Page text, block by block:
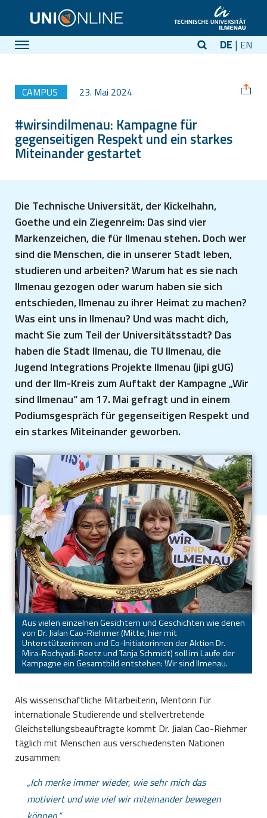
DE EN
CAMPUS 23. Mai 2024
#wirsindilmenau: Kampagne für
gegenseitigen Respekt und ein starkes
Miteinander gestartet
Die Technische Universität, der Kickelhahn,
Goethe und ein Ziegenreim: Das sind vier
Markenzeichen, die für Ilmenau stehen. Doch wer
sind die Menschen, die in unserer Stadt leben,
studieren und arbeiten? Warum hat es sie nach
Ilmenau gezogen oder warum haben sie sich
entschieden, Ilmenau zu ihrer Heimat zu machen?
Was eint uns in Ilmenau? Und was macht dich,
macht Sie zum Teil der Universitätsstadt? Das
haben die Stadt Ilmenau, die TU Ilmenau, die
Jugend Integrations Projekte Ilmenau (jipi gUG)
und der Ilm-Kreis zum Auftakt der Kampagne „Wir
sind Ilmenau“ am 17. Mai gefragt und in einem
Podiumsgespräch für gegenseitigen Respekt und
ein starkes Miteinander geworben.
Arne Martius
Aus vielen einzelnen Gesichtern und Geschichten wie denen
von Dr. Jialan Cao-Riehmer (Mitte, hier mit
Unterstützerinnen und Co-Initiatorinnen der Aktion Dr.
Mira-Rochyadi-Reetz und Tanja Schmidt) soll im Laufe der
Kampagne ein Gesamtbild entstehen: Wir sind Ilmenau.
Als wissenschaftliche Mitarbeiterin, Mentorin für
internationale Studierende und stellvertretende
Gleichstellungsbeauftragte kommt Dr. Jialan Cao-Riehmer
täglich mit Menschen aus verschiedensten Nationen
zusammen:
Ich merke immer wieder, wie sehr mich das
motiviert und wie viel wir miteinander bewegen